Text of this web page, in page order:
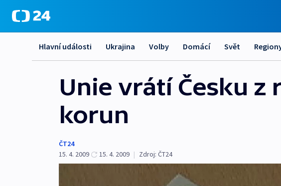
Hlavní události Ukrajina Volby Domácí Svět
Unie vrátí Česku
korun
ČT24
15. 4. 2009
15. 4. 2009 | Zdroj: ČT24